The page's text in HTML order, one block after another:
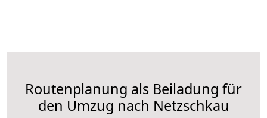
Routenplanung als Beiladung für
den Umzug nach Netzschkau